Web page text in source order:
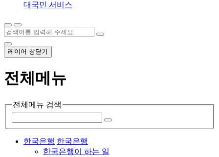
대국민 서비스
레이어 창닫기
전체메뉴
전체메뉴 검색
한국은행 한국은행
한국은행이 하는 일